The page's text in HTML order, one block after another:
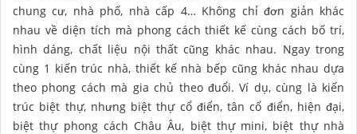
chung cư, nhà phố, nhà cấp 4… Không chỉ đơn giản khác
nhau về diện tích mà phong cách thiết kế cùng cách bố trí,
hình dáng, chất liệu nội thất cũng khác nhau. Ngay trong
cùng 1 kiến trúc nhà, thiết kế nhà bếp cũng khác nhau dựa
theo phong cách mà gia chủ theo đuổi. Ví dụ, cùng là kiến
trúc biệt thự, nhưng biệt thự cổ điển, tân cổ điển, hiện đại,
biệt thự phong cách Châu Âu, biệt thự mini, biệt thự nhà